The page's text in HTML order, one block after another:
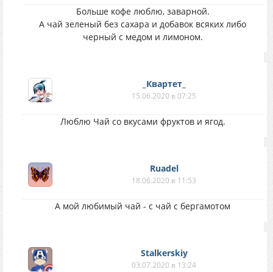
Больше кофе люблю, заварной.
А чай зеленый без сахара и добавок всяких либо
черный с медом и лимоном.
_Квартет_
15.06.2020 в 07:25
Люблю Чай со вкусами фруктов и ягод.
Ruadel
18.06.2020 в 11:53
А мой любимый чай - с чай с бергамотом
Stalkerskiy
03.07.2020 в 13:24